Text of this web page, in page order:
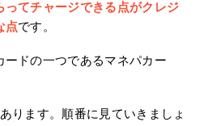
ってチャージできる点がクレジ
点です。
ードの一つであるマネパカー
ります。順番に見ていきましょ